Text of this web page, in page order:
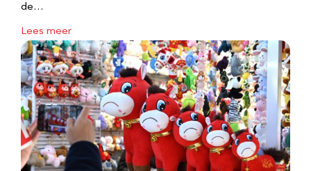
de…
Lees meer